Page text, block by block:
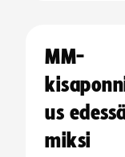
MM-
us
miksi